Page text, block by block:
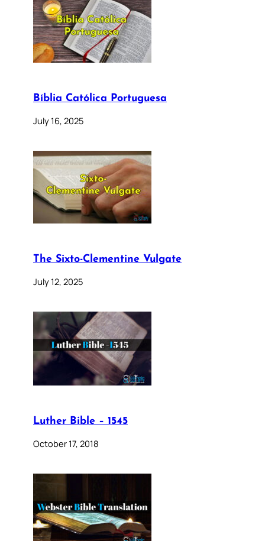
Bíblia Católica Portuguesa
July 16, 2025
The Sixto-Clementine Vulgate
July 12, 2025
Luther Bible – 1545
October 17, 2018